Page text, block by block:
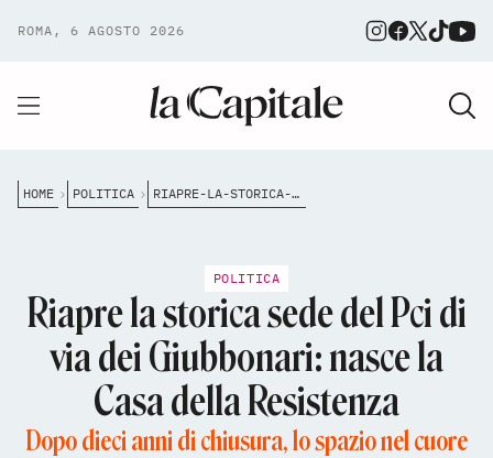
ROMA, 6 AGOSTO 2026
HOME POLITICA RIAPRE-LA-STORICA-SEDE-DEL-PCI-DI-VIA-DEI-GIUBBONARI-NASCE-LA-CASA-DELLA-RESISTENZA
POLITICA
Riapre la storica sede del Pci di
via dei Giubbonari: nasce la
Casa della Resistenza
Dopo dieci anni di chiusura, lo spazio nel cuore